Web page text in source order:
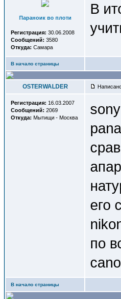
Параноик во плоти
Регистрация: 30.06.2008
Сообщений: 3580
Откуда: Самара
В
В начало страницы
OSTERWALDER
Регистрация: 16.03.2007
Сообщений: 2069
Откуда: Мытищи - Москва
его
по
В начало страницы